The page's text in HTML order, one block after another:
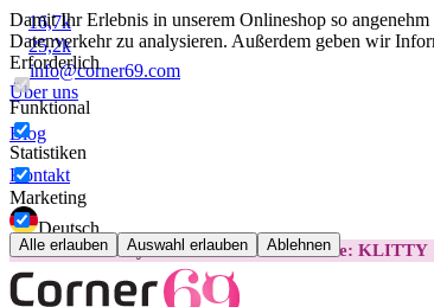
Damit Ihr Erlebnis in unserem Onlineshop so
Datenverkehr zu analysieren. Außerdem geben wir
Erforderlich
Funktional
Statistiken
Marketing
Alle erlauben Auswahl erlauben Ablehnen
16,7k
25,2k
info@corner69.com
Über uns
Blog
Kontakt
Deutsch
😽Svakom Klitty: 15 € GÜNSTIGERCode: KLITTY